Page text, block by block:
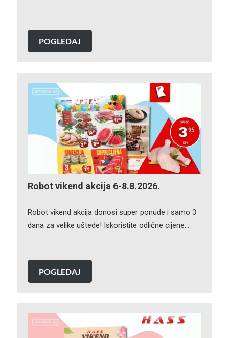
POGLEDAJ
Robot vikend akcija 6-8.8.2026.
Robot vikend akcija donosi super ponude i samo 3
dana za velike uštede! Iskoristite odlične cijene…
POGLEDAJ